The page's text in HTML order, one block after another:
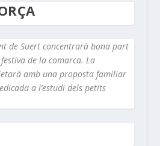
de Suert concentrarà bona part
de la comarca. La
amb una proposta familiar
a l’estudi dels petits